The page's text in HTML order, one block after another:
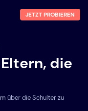
JETZT PROBIEREN
die
über die Schulter zu